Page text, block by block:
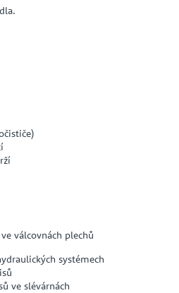
válcovnách plechů
systémech
ve slévárnách